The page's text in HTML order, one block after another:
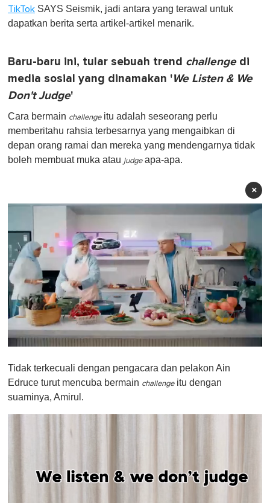
TikTok SAYS Seismik, jadi antara yang terawal untuk
dapatkan berita serta artikel-artikel menarik.
Baru-baru ini, tular sebuah trend challengedi
media sosial yang dinamakan 'We Listen & We
Don't Judge'
Cara bermain challengeitu adalah seseorang perlu
memberitahu rahsia terbesarnya yang mengaibkan di
depan orang ramai dan mereka yang mendengarnya tidak
boleh membuat muka atau judgeapa-apa.
×
f
1
i
Tidak terkecuali dengan pengacara dan pelakon Ain
Edruce turut mencuba bermain challengeitu dengan
suaminya, Amirul.